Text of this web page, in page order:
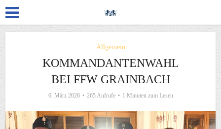
Allgemein
KOMMANDANTENWAHL
BEI FFW GRAINBACH
6. März 2026 265 Aufrufe 1 Minuten zum Lesen